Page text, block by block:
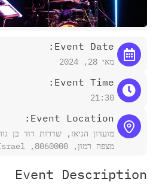
Event Date:
מאי 28, 2024
Event Time:
21:30
Event Location:
מצפה רמון, 8060000, Israel
Event